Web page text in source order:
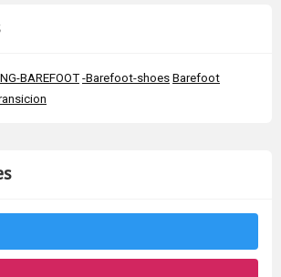
BAREFOOT -Barefoot-shoes Barefoot